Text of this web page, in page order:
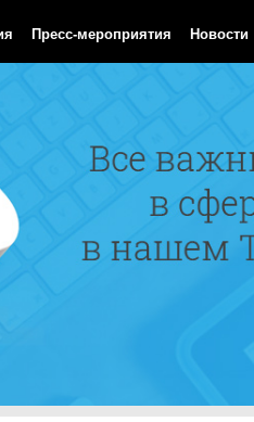
Пресс-мероприятия Новости